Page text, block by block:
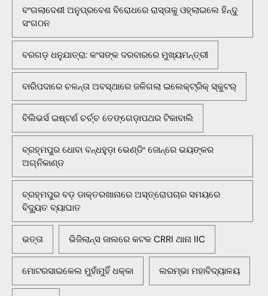
ବଂଗଲାଦେଶୀ ଅନୁପ୍ରବେଶ ବିରୋଧରେ ରାସ୍ତାକୁ ଓହ୍ଲାଇଲେ ହିନ୍ଦୁ
ସଂଗଠନ
ବରଗଡ଼ ଧନୁଯାତ୍ରା: କଂସଙ୍କ ଦରବାରରେ ମୁଖ୍ୟମନ୍ତ୍ରୀ
ବାରିପଦାରେ ଚଳନ୍ତା ଅବସ୍ଥାରେ ଜଳିଗଲା ଇଲେକ୍ଟ୍ରିକ୍ ସ୍କୁଟର୍
ବିଲିଭର୍ସ ଇଷ୍ଟର୍ଣ ଚର୍ଚ୍ଚ ତେଙ୍ଗେଡ଼ାପଥର ଟିକାବାଲି
ବ୍ରହ୍ମପୁର ଧୋବା ବନ୍ଧହୁଡ଼ା ଭେଣ୍ଡିଂ ଜୋନ୍‌ରେ ଭୟଙ୍କର
ଅଗ୍ନିକାଣ୍ଡ
ବ୍ରହ୍ମପୁର ବଡ଼ ଡାକ୍ତରଖାନାରେ ଅସ୍ତ୍ରୋପଚାର ସମୟରେ
ବିଦ୍ୟୁତ ବ୍ୟାଘାତ
ଭତ୍ତା ଭିଜିଲାନ୍ସ ଜାଲରେ କଟକ CRRI ଥାନା IIC
ମୋଟରସାଇକେଲ ମୁହାଁମୁହିଁ ଧକ୍କା ଲରମ୍ଭା ମହାବିଦ୍ୟାଳୟ